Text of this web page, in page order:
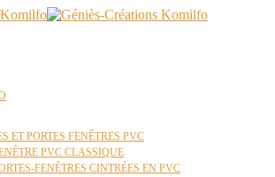
ET PORTES FENÊTRES PVC
PVC CLASSIQUE
FENÊTRES CINTRÉES EN PVC